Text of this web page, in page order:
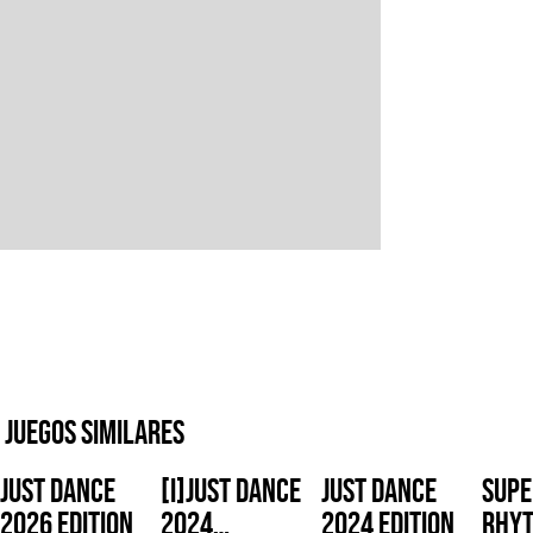
Juegos similares
Just Dance
2026 Edition
[i]Just Dance
2024
Just Dance
2024 Edition